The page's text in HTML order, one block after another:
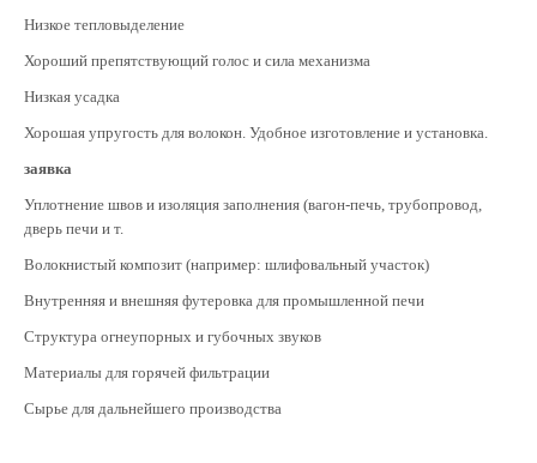
Низкое тепловыделение
Хороший препятствующий голос и сила механизма
Низкая усадка
Хорошая упругость для волокон. Удобное изготовление и установка.
заявка
Уплотнение швов и изоляция заполнения (вагон-печь, трубопровод,
дверь печи и т.
Волокнистый композит (например: шлифовальный участок)
Внутренняя и внешняя футеровка для промышленной печи
Структура огнеупорных и губочных звуков
Материалы для горячей фильтрации
Сырье для дальнейшего производства